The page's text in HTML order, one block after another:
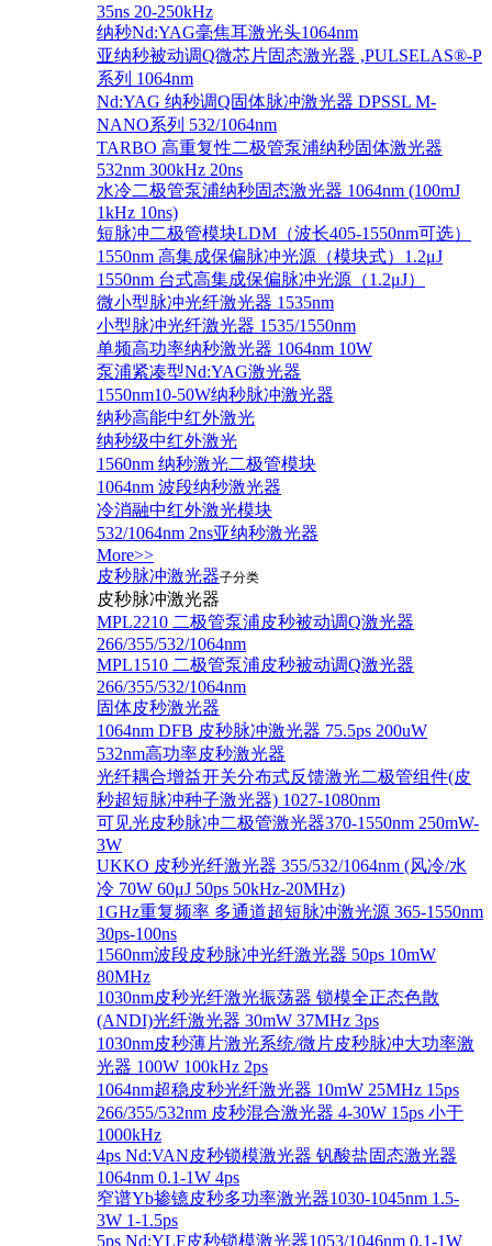
35ns 20-250kHz
纳秒Nd:YAG毫焦耳激光头1064nm
亚纳秒被动调Q微芯片固态激光器 ,PULSELAS®-P
系列 1064nm
Nd:YAG 纳秒调Q固体脉冲激光器 DPSSL M-
NANO系列 532/1064nm
TARBO 高重复性二极管泵浦纳秒固体激光器
532nm 300kHz 20ns
水冷二极管泵浦纳秒固态激光器 1064nm (100mJ
1kHz 10ns)
短脉冲二极管模块LDM（波长405-1550nm可选）
1550nm 高集成保偏脉冲光源（模块式）1.2μJ
1550nm 台式高集成保偏脉冲光源（1.2μJ）
微小型脉冲光纤激光器 1535nm
小型脉冲光纤激光器 1535/1550nm
单频高功率纳秒激光器 1064nm 10W
泵浦紧凑型Nd:YAG激光器
1550nm10-50W纳秒脉冲激光器
纳秒高能中红外激光
纳秒级中红外激光
1560nm 纳秒激光二极管模块
1064nm 波段纳秒激光器
冷消融中红外激光模块
532/1064nm 2ns亚纳秒激光器
More>>
皮秒脉冲激光器子分类
皮秒脉冲激光器
​MPL2210 二极管泵浦皮秒被动调Q激光器
266/355/532/1064nm
MPL1510 二极管泵浦皮秒被动调Q激光器
266/355/532/1064nm
固体皮秒激光器
1064nm DFB 皮秒脉冲激光器 75.5ps 200uW
532nm高功率皮秒激光器
光纤耦合增益开关分布式反馈激光二极管组件(皮
秒超短脉冲种子激光器) 1027-1080nm
可见光皮秒脉冲二极管激光器370-1550nm 250mW-
3W
UKKO 皮秒光纤激光器 355/532/1064nm (风冷/水
冷 70W 60μJ 50ps 50kHz-20MHz)
1GHz重复频率 多通道超短脉冲激光源 365-1550nm
30ps-100ns
1560nm波段皮秒脉冲光纤激光器 50ps 10mW
80MHz
1030nm皮秒光纤激光振荡器 锁模全正态色散
(ANDI)光纤激光器 30mW 37MHz 3ps
1030nm皮秒薄片激光系统/微片皮秒脉冲大功率激
光器 100W 100kHz 2ps
1064nm超稳皮秒光纤激光器 10mW 25MHz 15ps
266/355/532nm 皮秒混合激光器 4-30W 15ps 小于
1000kHz
4ps Nd:VAN皮秒锁模激光器 钒酸盐固态激光器
1064nm 0.1-1W 4ps
窄谱Yb掺镱皮秒多功率激光器1030-1045nm 1.5-
3W 1-1.5ps
5ps Nd:YLF皮秒锁模激光器1053/1046nm 0.1-1W